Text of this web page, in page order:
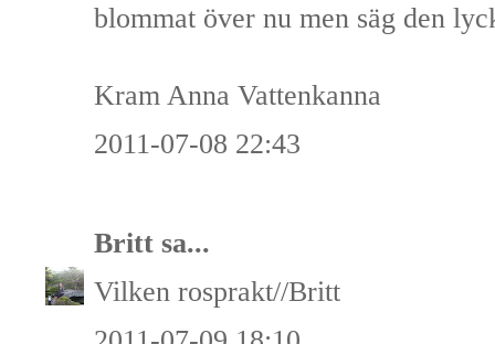
blommat över nu men säg den
Kram Anna Vattenkanna
2011-07-08 22:43
Britt sa...
Vilken rosprakt//Britt